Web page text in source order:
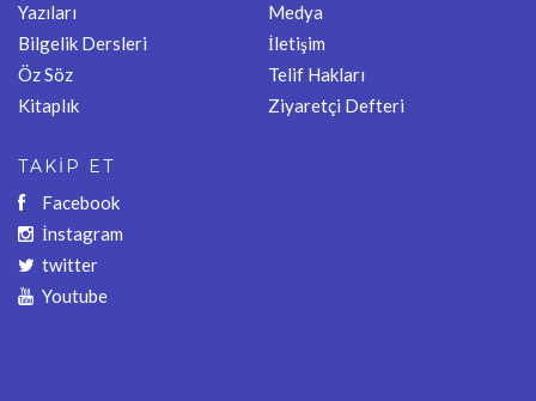
Yazıları
Bilgelik Dersleri
Öz Söz
Kitaplık
Medya
İletişim
Telif Hakları
Ziyaretçi Defteri
TAKİP ET
Facebook
İnstagram
twitter
Youtube